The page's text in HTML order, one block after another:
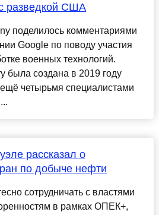
разведкой США
поделилось комментариями
Google по поводу участия
военных технологий.
была создана в 2019 году
четырьмя специалистами
рассказал о
по добыче нефти
сотрудничать с властями
в рамках ОПЕК+,